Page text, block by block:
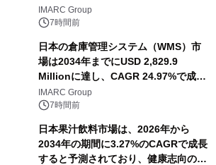
IMARC Group
7時間前
日本の倉庫管理システム（WMS）市
場は2034年までにUSD 2,829.9
Millionに達し、CAGR 24.97%で成長
すると予測
IMARC Group
7時間前
日本果汁飲料市場は、2026年から
2034年の期間に3.27%のCAGRで成長
すると予測されており、健康志向の消